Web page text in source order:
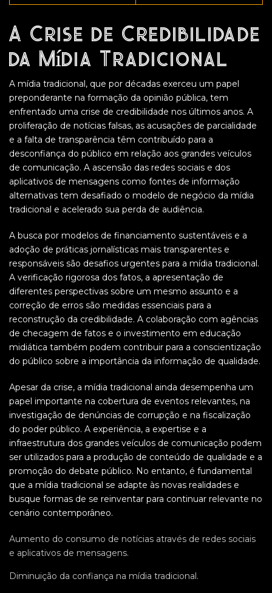
A Crise de Credibilidade
da Mídia Tradicional
A mídia tradicional, que por décadas exerceu um papel
preponderante na formação da opinião pública, tem
enfrentado uma crise de credibilidade nos últimos anos. A
proliferação de notícias falsas, as acusações de parcialidade
e a falta de transparência têm contribuído para a
desconfiança do público em relação aos grandes veículos
de comunicação. A ascensão das redes sociais e dos
aplicativos de mensagens como fontes de informação
alternativas tem desafiado o modelo de negócio da mídia
tradicional e acelerado sua perda de audiência.
A busca por modelos de financiamento sustentáveis e a
adoção de práticas jornalísticas mais transparentes e
responsáveis são desafios urgentes para a mídia tradicional.
A verificação rigorosa dos fatos, a apresentação de
diferentes perspectivas sobre um mesmo assunto e a
correção de erros são medidas essenciais para a
reconstrução da credibilidade. A colaboração com agências
de checagem de fatos e o investimento em educação
midiática também podem contribuir para a conscientização
do público sobre a importância da informação de qualidade.
Apesar da crise, a mídia tradicional ainda desempenha um
papel importante na cobertura de eventos relevantes, na
investigação de denúncias de corrupção e na fiscalização
do poder público. A experiência, a expertise e a
infraestrutura dos grandes veículos de comunicação podem
ser utilizados para a produção de conteúdo de qualidade e a
promoção do debate público. No entanto, é fundamental
que a mídia tradicional se adapte às novas realidades e
busque formas de se reinventar para continuar relevante no
cenário contemporâneo.
Aumento do consumo de notícias através de redes sociais
e aplicativos de mensagens.
Diminuição da confiança na mídia tradicional.